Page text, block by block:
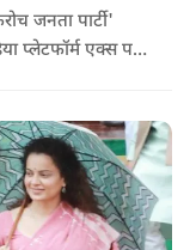
प्लेटफॉर्म एक्स पर